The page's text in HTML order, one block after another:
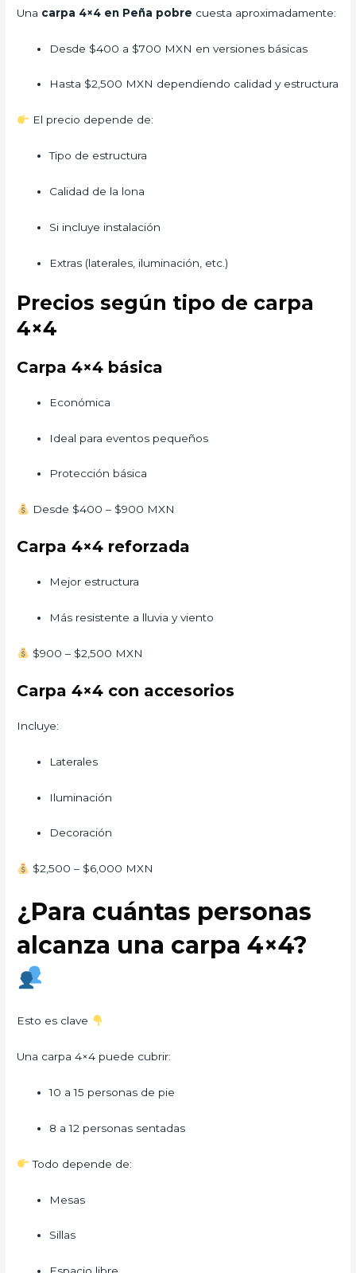
Una carpa 4×4 en Peña pobre cuesta aproximadamente:
Desde $400 a $700 MXN en versiones básicas
Hasta $2,500 MXN dependiendo calidad y estructura
El precio depende de:
Tipo de estructura
Calidad de la lona
Si incluye instalación
Extras (laterales, iluminación, etc.)
Precios según tipo de carpa
4×4
Carpa 4×4 básica
Económica
Ideal para eventos pequeños
Protección básica
Desde $400 – $900 MXN
Carpa 4×4 reforzada
Mejor estructura
Más resistente a lluvia y viento
$900 – $2,500 MXN
Carpa 4×4 con accesorios
Incluye:
Laterales
Iluminación
Decoración
$2,500 – $6,000 MXN
¿Para cuántas personas
alcanza una carpa 4×4?
Esto es clave
Una carpa 4×4 puede cubrir:
10 a 15 personas de pie
8 a 12 personas sentadas
Todo depende de:
Mesas
Sillas